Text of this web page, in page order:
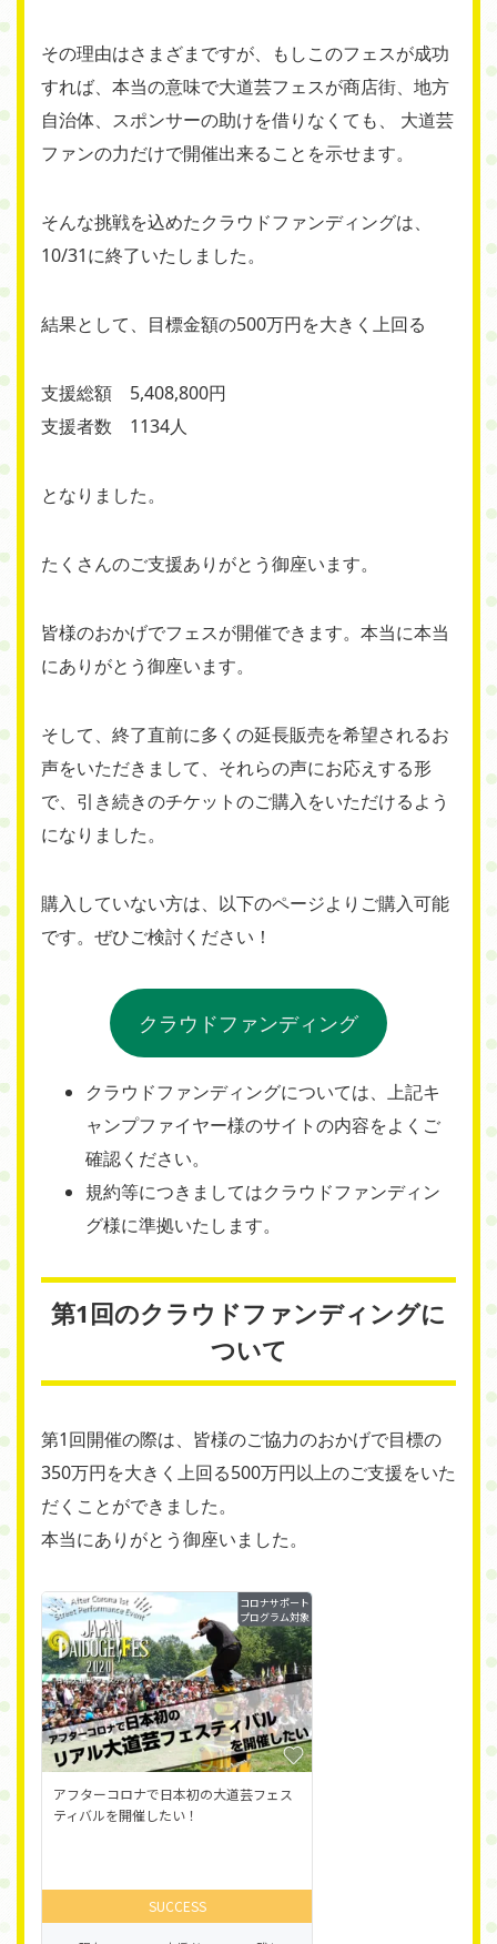
その理由はさまざまですが、もしこのフェスが成功
すれば、本当の意味で大道芸フェスが商店街、地方
自治体、スポンサーの助けを借りなくても、 大道芸
ファンの力だけで開催出来ることを示せます。
そんな挑戦を込めたクラウドファンディングは、
10/31に終了いたしました。
結果として、目標金額の500万円を大きく上回る
支援総額 5,408,800円
支援者数 1134人
となりました。
たくさんのご支援ありがとう御座います。
皆様のおかげでフェスが開催できます。本当に本当
にありがとう御座います。
そして、終了直前に多くの延長販売を希望されるお
声をいただきまして、それらの声にお応えする形
で、引き続きのチケットのご購入をいただけるよう
になりました。
購入していない方は、以下のページよりご購入可能
です。ぜひご検討ください！
クラウドファンディング
クラウドファンディングについては、上記キ
ャンプファイヤー様のサイトの内容をよくご
確認ください。
規約等につきましてはクラウドファンディン
グ様に準拠いたします。
第1回のクラウドファンディングに
ついて
第1回開催の際は、皆様のご協力のおかげで目標の
350万円を大きく上回る500万円以上のご支援をいた
だくことができました。
本当にありがとう御座いました。